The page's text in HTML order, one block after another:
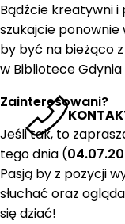
Bądźcie kreatywni
szukajcie ponownie
by być na bieżąco
w Bibliotece
Zainteresowani?
Jeśli tak, to
tego dnia (
Pasją by z pozycji
słuchać oraz
się dziać!